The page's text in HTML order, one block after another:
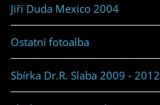
Jiří Duda Mexico 2004
Ostatní fotoalba
Sbírka Dr.R. Slaba 2009 - 2012